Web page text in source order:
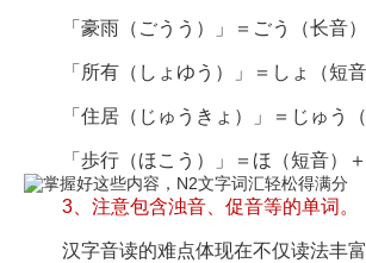
「豪雨（ごうう）」＝ごう（长音）
「所有（しょゆう）」＝しょ（短音
「住居（じゅうきょ）」＝じゅう（
「歩行（ほこう）」＝ほ（短音）＋
3、注意包含浊音、促音等的单词。
汉字音读的难点体现在不仅读法丰富